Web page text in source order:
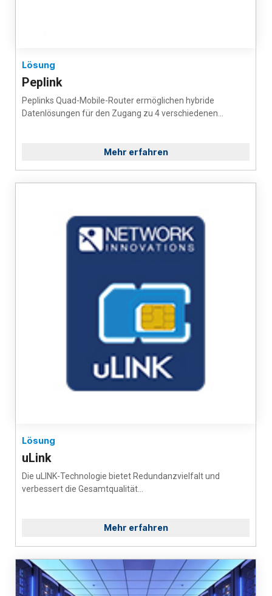
Lösung
Peplink
Peplinks Quad-Mobile-Router ermöglichen hybride
Datenlösungen für den Zugang zu 4 verschiedenen...
Mehr erfahren
Lösung
uLink
Die uLINK-Technologie bietet Redundanzvielfalt und
verbessert die Gesamtqualität...
Mehr erfahren